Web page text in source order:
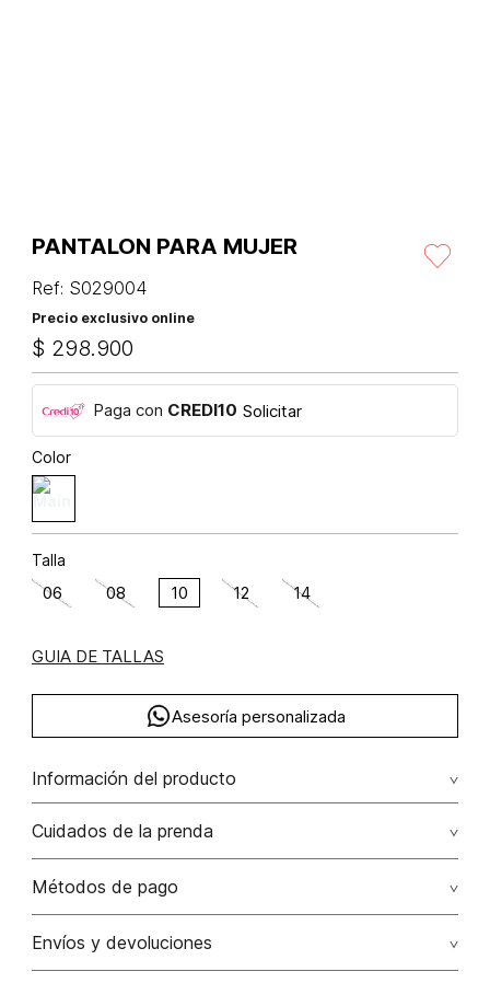
PANTALON PARA MUJER
Ref: S029004
Precio exclusivo online
$ 298.900
Paga con CREDI10 Solicitar
Color
Talla
06 08 10 12 14
GUIA DE TALLAS
Asesoría personalizada
Información del producto
Pantalon para mujer viscosa 70% lino 30% 70.00%
viscosa/viscose30.00% lino/linen
Cuidados de la prenda
Lavar a mano por separado / no dejar en remojo / no
No usar lejia
Métodos de pago
Tarjetas de crédito: Visa, Dinners, Master Card y American
Envíos y devoluciones